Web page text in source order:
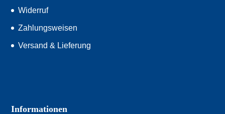
Widerruf
Zahlungsweisen
Versand & Lieferung
Informationen